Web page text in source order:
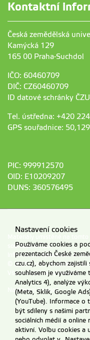
Kontaktní
Česká zemědělská
Kamýcká 129
165 00 Praha-Suchdol
IČO: 60460709
DIČ: CZ60460709
ID datové schránky
Tel. ústředna: +420
GPS souřadnice:
PIC: 999912570
OID: E10209207
DUNS: 360576495
souhlasem ČZU.
Informace o zpracování a
© 2026 Česká zemědělská
Všechna práva vyhrazena
Nastavení cookies
Nastavení cookies
Používáme cookies a
prezentacích České
czu.cz), abychom
souhlasem je
Analytics 4), analýze
(Meta, Sklik, Google
(YouTube). Informace o
být sdíleny s našimi
sociálních médií a online
aktivní. Volbu cookies a